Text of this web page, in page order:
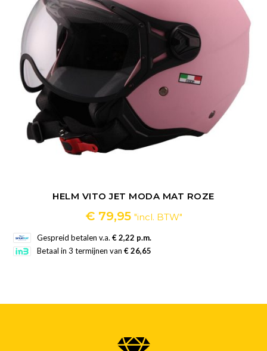
HELM VITO JET MODA MAT ROZE
€79,95 "incl. BTW"
Gespreid betalen v.a.€ 2,22 p.m.
Betaal in 3 termijnen van€ 26,65